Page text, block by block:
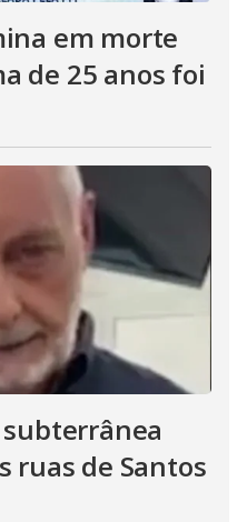
em morte
de 25 anos foi
ruas de Santos